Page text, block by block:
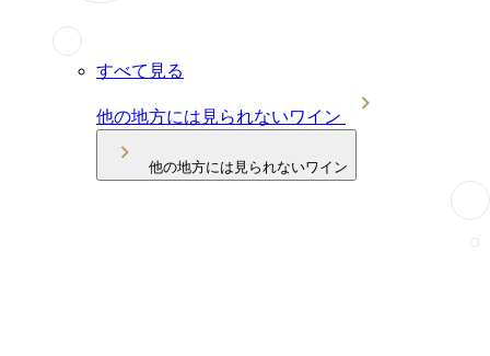
すべて見る
他の地方には見られないワイン
他の地方には見られないワイン